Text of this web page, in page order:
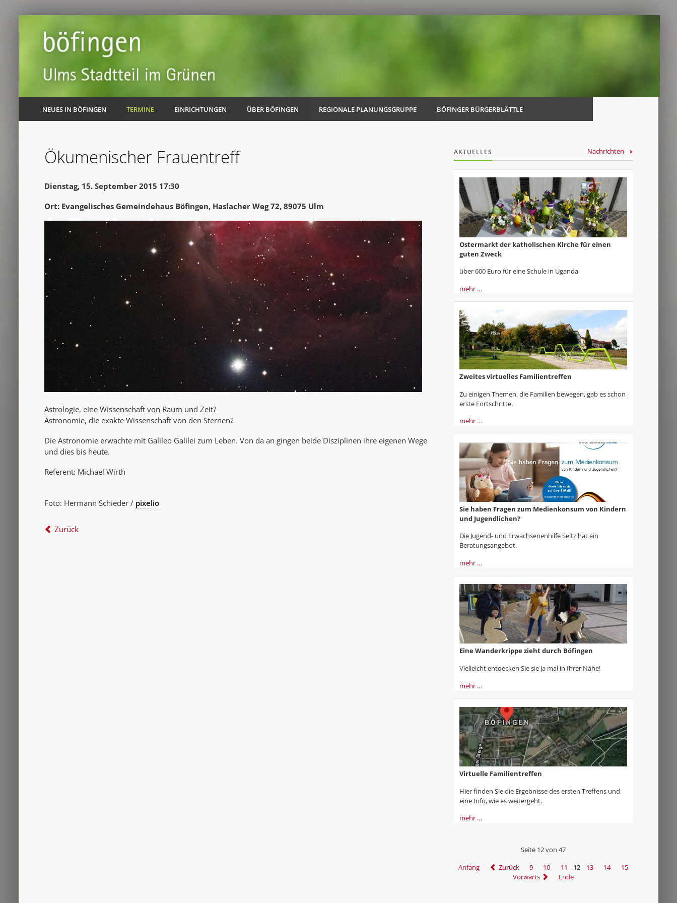
NEUES IN BÖFINGEN TERMINE EINRICHTUNGEN ÜBER BÖFINGEN REGIONALE PLANUNGSGRUPPE
AK Unterwegs in Böfingen
BÖFINGER BÜRGERBLÄTTLE
Ökumenischer Frauentreff
Dienstag, 15. September 2015 17:30
Ort: Evangelisches Gemeindehaus Böfingen, Haslacher Weg 72, 89075 Ulm
Astrologie, eine Wissenschaft von Raum und Zeit?
Astronomie, die exakte Wissenschaft von den Sternen?
Die Astronomie erwachte mit Galileo Galilei zum Leben. Von da an gingen beide Disziplinen ihre eigenen Wege
und dies bis heute.
Referent: Michael Wirth
Foto: Hermann Schieder / pixelio
Zurück
AKTUELLES Nachrichten
Ostermarkt der katholischen Kirche für einen
guten Zweck
über 600 Euro für eine Schule in Uganda
mehr …
Zweites virtuelles Familientreffen
Zu einigen Themen, die Familien bewegen, gab es schon
erste Fortschritte.
mehr …
Sie haben Fragen zum Medienkonsum von Kindern
und Jugendlichen?
Die Jugend- und Erwachsenenhilfe Seitz hat ein
Beratungsangebot.
mehr …
Eine Wanderkrippe zieht durch Böfingen
Vielleicht entdecken Sie sie ja mal in Ihrer Nähe!
mehr …
Virtuelle Familientreffen
Hier finden Sie die Ergebnisse des ersten Treffens und
eine Info, wie es weitergeht.
mehr …
Seite 12 von 47
Anfang
Zurück 9 10 11 12 13 14
15
Vorwärts
Ende